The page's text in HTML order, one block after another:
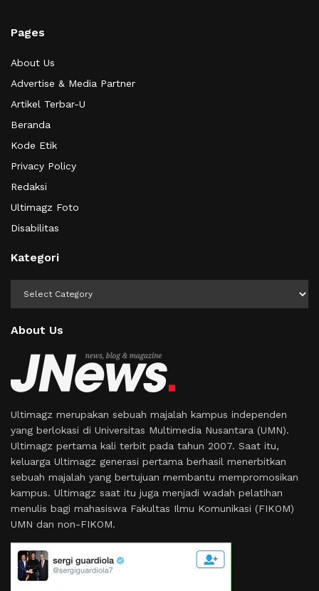
Pages
About Us
Advertise & Media Partner
Artikel Terbar-U
Beranda
Kode Etik
Privacy Policy
Redaksi
Ultimagz Foto
Disabilitas
Kategori
About Us
Ultimagz merupakan sebuah majalah kampus independen
yang berlokasi di Universitas Multimedia Nusantara (UMN).
Ultimagz pertama kali terbit pada tahun 2007. Saat itu,
keluarga Ultimagz generasi pertama berhasil menerbitkan
sebuah majalah yang bertujuan membantu mempromosikan
kampus. Ultimagz saat itu juga menjadi wadah pelatihan
menulis bagi mahasiswa Fakultas Ilmu Komunikasi (FIKOM)
UMN dan non-FIKOM.